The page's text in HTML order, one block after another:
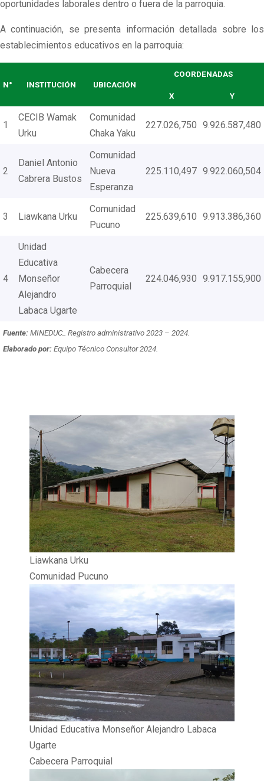
oportunidades laborales dentro o fuera de la parroquia.
A continuación, se presenta información detallada sobre los
establecimientos educativos en la parroquia:
N° INSTITUCIÓN UBICACIÓN
COORDENADAS
X Y
1
CECIB Wamak
Urku
Comunidad
Chaka Yaku
227.026,750 9.926.587,480
2
Daniel Antonio
Cabrera Bustos
Comunidad
Nueva
Esperanza
225.110,497 9.922.060,504
3 Liawkana Urku
Comunidad
Pucuno
225.639,610 9.913.386,360
4
Unidad
Educativa
Monseñor
Alejandro
Labaca Ugarte
Cabecera
Parroquial
224.046,930 9.917.155,900
Fuente: MINEDUC_ Registro administrativo 2023 – 2024.
Elaborado por: Equipo Técnico Consultor 2024.
Liawkana Urku
Comunidad Pucuno
Unidad Educativa Monseñor Alejandro Labaca
Ugarte
Cabecera Parroquial